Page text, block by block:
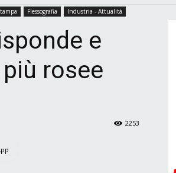
Flessografia Industria - Attualità
e
più rosee
2253